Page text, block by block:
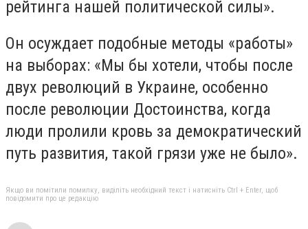
рейтинга нашей политической силы».
Он осуждает подобные методы «работы»
на выборах: «Мы бы хотели, чтобы после
двух революций в Украине, особенно
после революции Достоинства, когда
люди пролили кровь за демократический
путь развития, такой грязи уже не было».
Якщо ви помітили помилку, виділіть необхідний текст і натисніть Ctrl + Enter, щоб
повідомити про це редакцію